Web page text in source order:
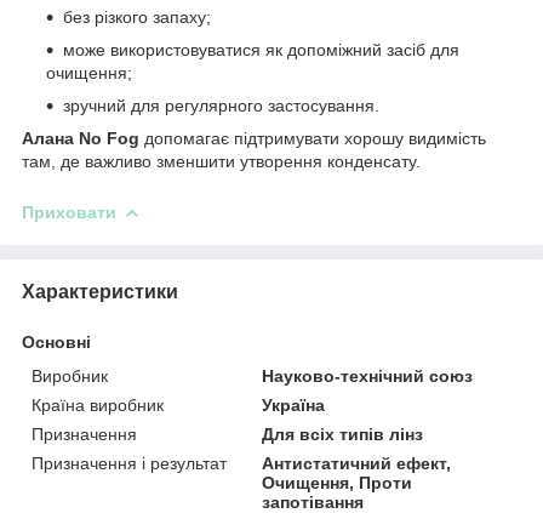
без різкого запаху;
може використовуватися як допоміжний засіб для
очищення;
зручний для регулярного застосування.
Алана No Fog допомагає підтримувати хорошу видимість
там, де важливо зменшити утворення конденсату.
Приховати
Характеристики
Основні
Виробник
Науково-технічний союз
Країна виробник
Україна
Призначення
Для всіх типів лінз
Призначення і результат
Антистатичний ефект,
Очищення, Проти
запотівання